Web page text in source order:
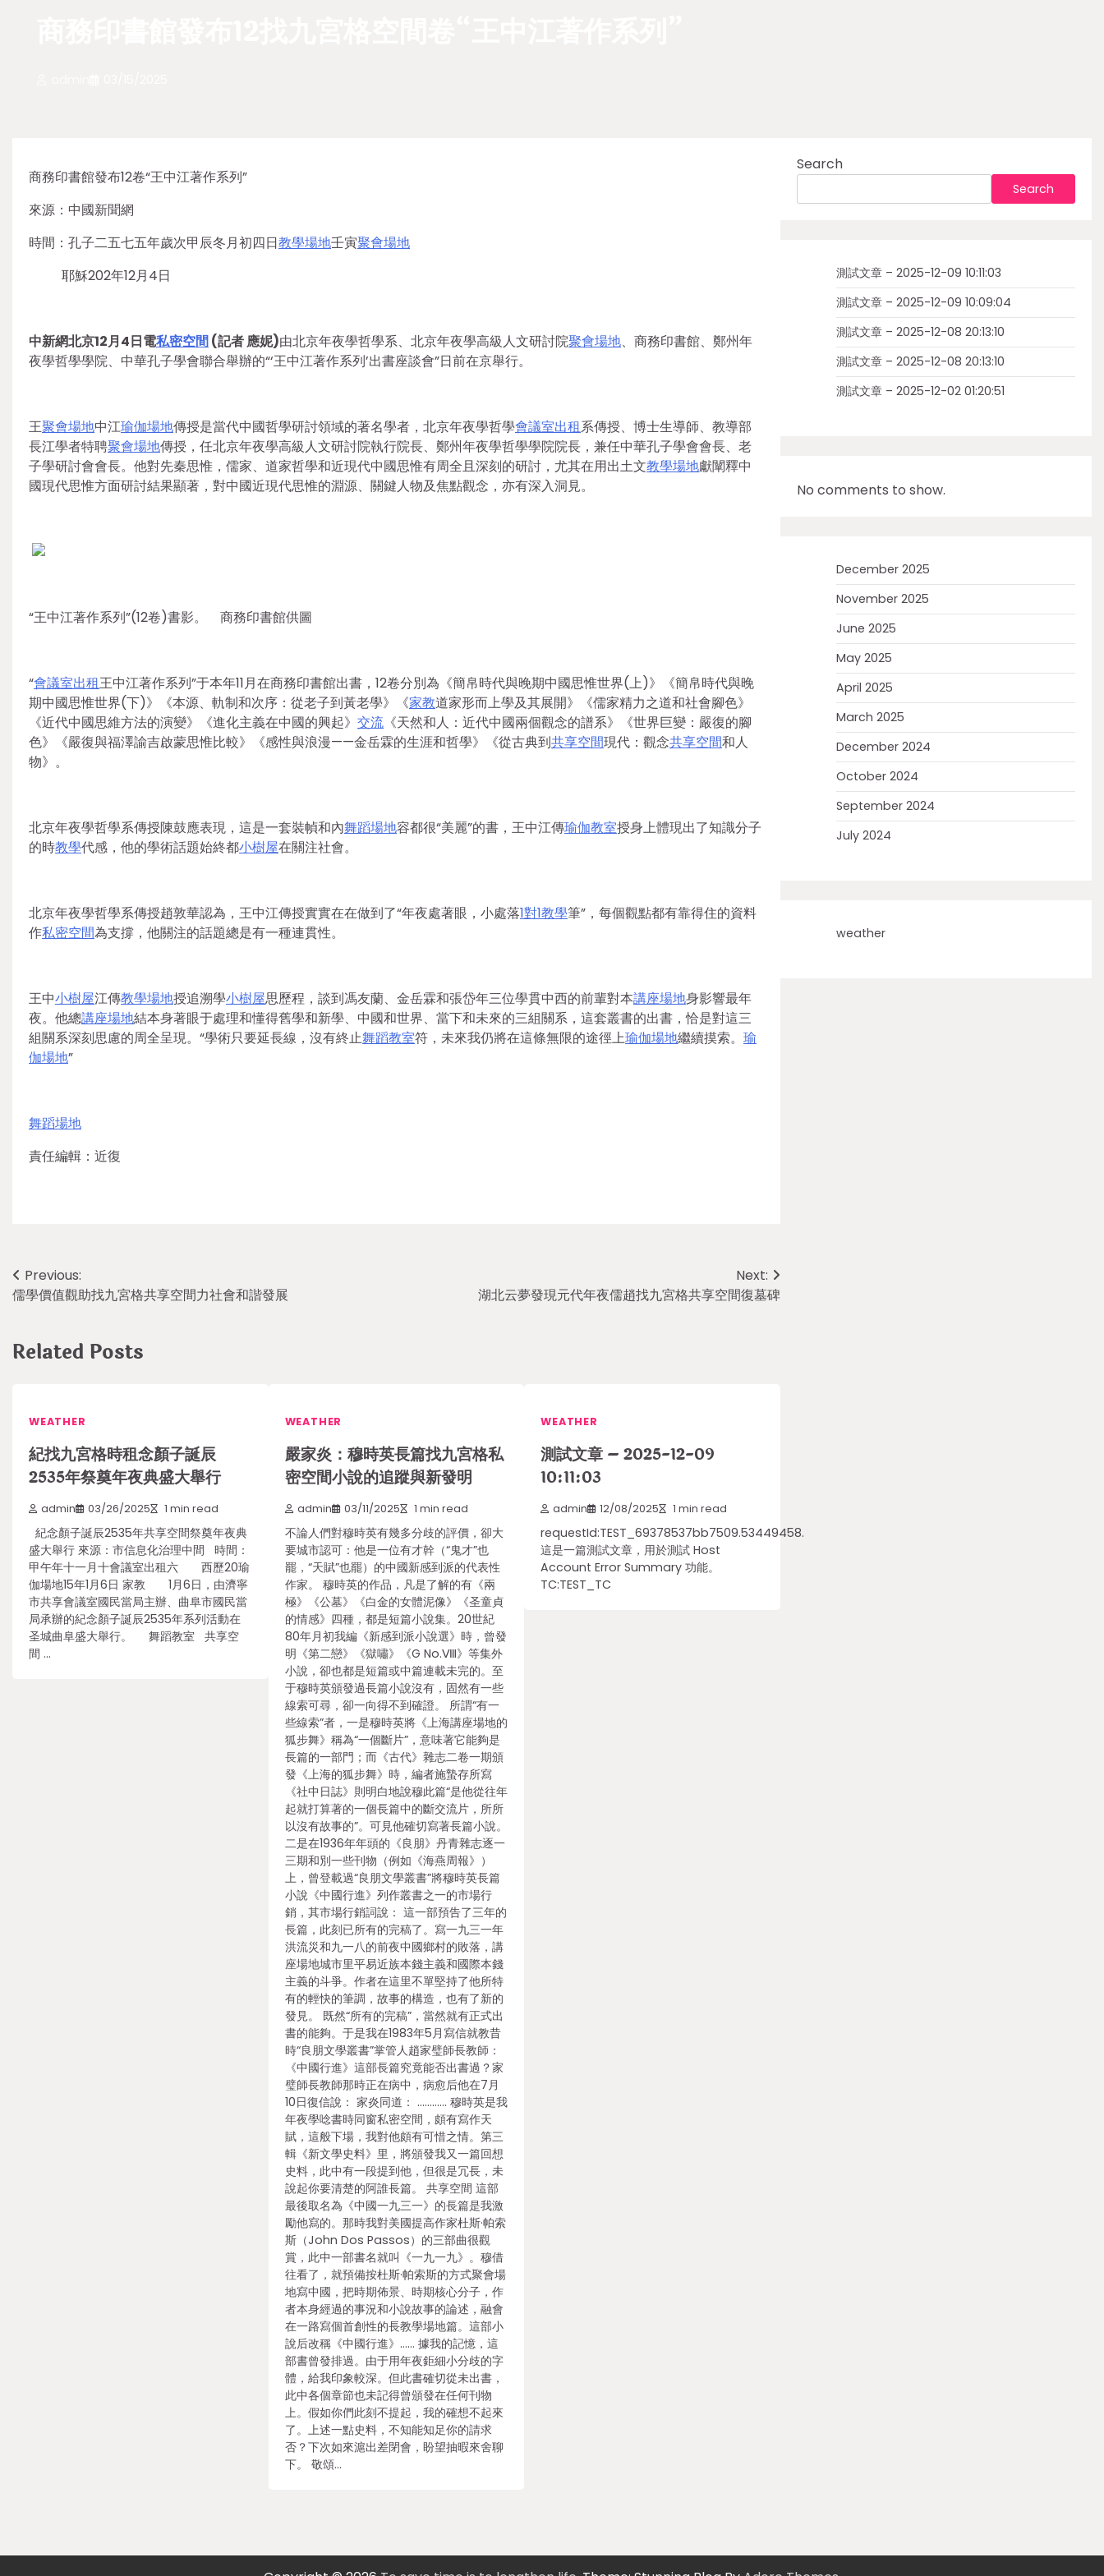
商務印書館發布12卷“王中江著作系列”
來源：中國新聞網
時間：孔子二五七五年歲次甲辰冬月初四日教學場地壬寅聚會場地
耶穌202年12月4日
中新網北京12月4日電私密空間(記者 應妮)由北京年夜學哲學系、北京年夜學高級人文研討院聚會場地、商務印書館、鄭州年
夜學哲學學院、中華孔子學會聯合舉辦的“‘王中江著作系列’出書座談會”日前在京舉行。
王聚會場地中江瑜伽場地傳授是當代中國哲學研討領域的著名學者，北京年夜學哲學會議室出租系傳授、博士生導師、教導部
長江學者特聘聚會場地傳授，任北京年夜學高級人文研討院執行院長、鄭州年夜學哲學學院院長，兼任中華孔子學會會長、老
子學研討會會長。他對先秦思惟，儒家、道家哲學和近現代中國思惟有周全且深刻的研討，尤其在用出土文教學場地獻闡釋中
國現代思惟方面研討結果顯著，對中國近現代思惟的淵源、關鍵人物及焦點觀念，亦有深入洞見。
“王中江著作系列”(12卷)書影。 商務印書館供圖
“會議室出租王中江著作系列”于本年11月在商務印書館出書，12卷分別為《簡帛時代與晚期中國思惟世界(上)》《簡帛時代與晚
期中國思惟世界(下)》《本源、軌制和次序：從老子到黃老學》《家教道家形而上學及其展開》《儒家精力之道和社會腳色》
《近代中國思維方法的演變》《進化主義在中國的興起》 交流 《天然和人：近代中國兩個觀念的譜系》《世界巨變：嚴復的腳
色》《嚴復與福澤諭吉啟蒙思惟比較》《感性與浪漫——金岳霖的生涯和哲學》《從古典到共享空間現代：觀念共享空間和人
物》。
北京年夜學哲學系傳授陳鼓應表現，這是一套裝幀和內舞蹈場地容都很“美麗”的書，王中江傳瑜伽教室授身上體現出了知識分子
的時教學代感，他的學術話題始終都小樹屋在關注社會。
北京年夜學哲學系傳授趙敦華認為，王中江傳授實實在在做到了“年夜處著眼，小處落1對1教學筆”，每個觀點都有靠得住的資料
作私密空間為支撐，他關注的話題總是有一種連貫性。
王中小樹屋江傳教學場地授追溯學小樹屋思歷程，談到馮友蘭、金岳霖和張岱年三位學貫中西的前輩對本講座場地身影響最年
夜。他總講座場地結本身著眼于處理和懂得舊學和新學、中國和世界、當下和未來的三組關系，這套叢書的出書，恰是對這三
組關系深刻思慮的周全呈現。“學術只要延長線，沒有終止舞蹈教室符，未來我仍將在這條無限的途徑上瑜伽場地繼續摸索。 瑜
伽場地”
舞蹈場地
責任編輯：近復
Post
navigation
Previous:
儒學價值觀助找九宮格共享空間力社會和諧發展
Next:
湖北云夢發現元代年夜儒趙找九宮格共享空間復墓碑
Related Posts
WEATHER
紀找九宮格時租念顏子誕辰
2535年祭奠年夜典盛大舉行
admin 03/26/2025 1 min read
紀念顏子誕辰2535年共享空間祭奠年夜典
盛大舉行 來源：市信息化治理中間 時間：
甲午年十一月十會議室出租六 西歷20瑜
伽場地15年1月6日 家教 1月6日，由濟寧
市共享會議室國民當局主辦、曲阜市國民當
局承辦的紀念顏子誕辰2535年系列活動在
圣城曲阜盛大舉行。 舞蹈教室 共享空
間 …
WEATHER
嚴家炎：穆時英長篇找九宮格私
密空間小說的追蹤與新發明
admin 03/11/2025 1 min read
不論人們對穆時英有幾多分歧的評價，卻大
要城市認可：他是一位有才幹（“鬼才”也
罷，“天賦”也罷）的中國新感到派的代表性
作家。 穆時英的作品，凡是了解的有《兩
極》《公墓》《白金的女體泥像》《圣童貞
的情感》四種，都是短篇小說集。20世紀
80年月初我編《新感到派小說選》時，曾發
明《第二戀》《獄嘯》《G No.Ⅷ》等集外
小說，卻也都是短篇或中篇連載未完的。至
于穆時英頒發過長篇小說沒有，固然有一些
線索可尋，卻一向得不到確證。 所謂“有一
些線索”者，一是穆時英將《上海講座場地的
狐步舞》稱為“一個斷片”，意味著它能夠是
長篇的一部門；而《古代》雜志二卷一期頒
發《上海的狐步舞》時，編者施蟄存所寫
《社中日誌》則明白地說穆此篇“是他從往年
起就打算著的一個長篇中的斷交流片，所所
以沒有故事的”。可見他確切寫著長篇小說。
二是在1936年年頭的《良朋》丹青雜志逐一
三期和別一些刊物（例如《海燕周報》）
上，曾登載過“良朋文學叢書”將穆時英長篇
小說《中國行進》列作叢書之一的市場行
銷，其市場行銷詞說： 這一部預告了三年的
長篇，此刻已所有的完稿了。寫一九三一年
洪流災和九一八的前夜中國鄉村的敗落，講
座場地城市里平易近族本錢主義和國際本錢
主義的斗爭。作者在這里不單堅持了他所特
有的輕快的筆調，故事的構造，也有了新的
發見。 既然“所有的完稿”，當然就有正式出
書的能夠。于是我在1983年5月寫信就教昔
時“良朋文學叢書”掌管人趙家璧師長教師：
《中國行進》這部長篇究竟能否出書過？家
璧師長教師那時正在病中，病愈后他在7月
10日復信說： 家炎同道： ………… 穆時英是我
年夜學唸書時同窗私密空間，頗有寫作天
賦，這般下場，我對他頗有可惜之情。第三
輯《新文學史料》里，將頒發我又一篇回想
史料，此中有一段提到他，但很是冗長，未
說起你要清楚的阿誰長篇。 共享空間 這部
最後取名為《中國一九三一》的長篇是我激
勵他寫的。那時我對美國提高作家杜斯·帕索
斯（John Dos Passos）的三部曲很觀
賞，此中一部書名就叫《一九一九》。穆借
往看了，就預備按杜斯·帕索斯的方式聚會場
地寫中國，把時期佈景、時期核心分子，作
者本身經過的事況和小說故事的論述，融會
在一路寫個首創性的長教學場地篇。這部小
說后改稱《中國行進》…… 據我的記憶，這
部書曾發排過。由于用年夜鉅細小分歧的字
體，給我印象較深。但此書確切從未出書，
此中各個章節也未記得曾頒發在任何刊物
上。假如你們此刻不提起，我的確想不起來
了。上述一點史料，不知能知足你的請求
否？下次如來滬出差閉會，盼望抽暇來舍聊
下。 敬頌…
WEATHER
測試文章 – 2025-12-09
10:11:03
admin 12/08/2025 1 min read
requestId:TEST_69378537bb7509.53449458.
這是一篇測試文章，用於測試 Host
Account Error Summary 功能。
TC:TEST_TC
Search
Search
測試文章 – 2025-12-09 10:11:03
測試文章 – 2025-12-09 10:09:04
測試文章 – 2025-12-08 20:13:10
測試文章 – 2025-12-08 20:13:10
測試文章 – 2025-12-02 01:20:51
No comments to show.
December 2025
November 2025
June 2025
May 2025
April 2025
March 2025
December 2024
October 2024
September 2024
July 2024
weather